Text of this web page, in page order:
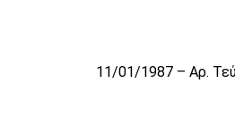
Το αρχείο προσωρινά δεν είναι
11/01/1987 – Αρ.